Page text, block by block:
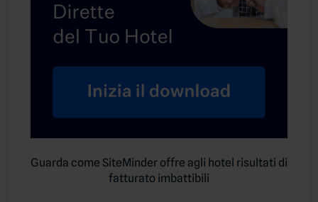
Guarda come SiteMinder offre agli hotel risultati di
fatturato imbattibili